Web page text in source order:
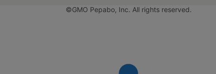
©GMO Pepabo, Inc. All rights reserved.